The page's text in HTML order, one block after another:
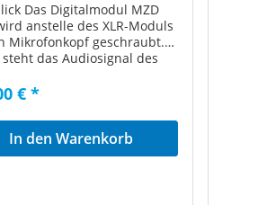
Das Digitalmodul MZD
anstelle des XLR-Moduls
Mikrofonkopf geschraubt.
das Audiosignal des
und MKH 8050 (Superniere)
zur Verfügung. Durch die
direkt hinter dem
wird der klare,
und impulsfreudige Klang
€ *
In den Warenkorb